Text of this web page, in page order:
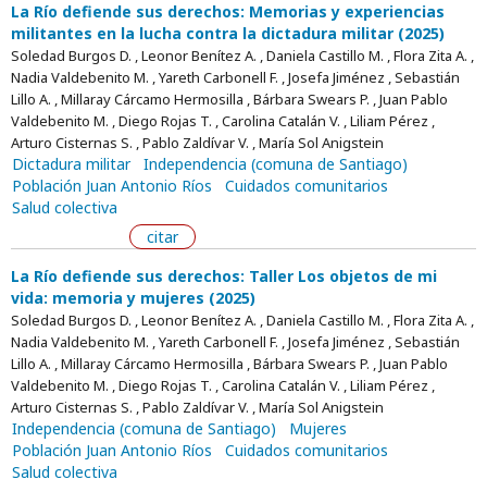
La Río defiende sus derechos: Memorias y experiencias
militantes en la lucha contra la dictadura militar (2025)
Soledad Burgos D. , Leonor Benítez A. , Daniela Castillo M. , Flora Zita A. ,
Nadia Valdebenito M. , Yareth Carbonell F. , Josefa Jiménez , Sebastián
Lillo A. , Millaray Cárcamo Hermosilla , Bárbara Swears P. , Juan Pablo
Valdebenito M. , Diego Rojas T. , Carolina Catalán V. , Liliam Pérez ,
Arturo Cisternas S. , Pablo Zaldívar V. , María Sol Anigstein
Dictadura militar
Independencia (comuna de Santiago)
Población Juan Antonio Ríos
Cuidados comunitarios
Salud colectiva
citar
La Río defiende sus derechos: Taller Los objetos de mi
vida: memoria y mujeres (2025)
Soledad Burgos D. , Leonor Benítez A. , Daniela Castillo M. , Flora Zita A. ,
Nadia Valdebenito M. , Yareth Carbonell F. , Josefa Jiménez , Sebastián
Lillo A. , Millaray Cárcamo Hermosilla , Bárbara Swears P. , Juan Pablo
Valdebenito M. , Diego Rojas T. , Carolina Catalán V. , Liliam Pérez ,
Arturo Cisternas S. , Pablo Zaldívar V. , María Sol Anigstein
Independencia (comuna de Santiago)
Mujeres
Población Juan Antonio Ríos
Cuidados comunitarios
Salud colectiva